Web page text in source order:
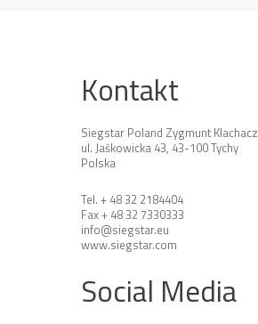
Kontakt
Siegstar Poland Zygmunt Klachacz
ul. Jaśkowicka 43, 43-100 Tychy
Polska
Tel. + 48 32 2184404
Fax + 48 32 7330333
info@siegstar.eu
www.siegstar.com
Social Media